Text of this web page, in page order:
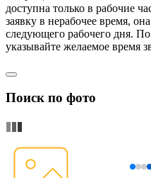
доступна только в рабочие
заявку в нерабочее время,
следующего рабочего дня.
указывайте желаемое время
Поиск по фото